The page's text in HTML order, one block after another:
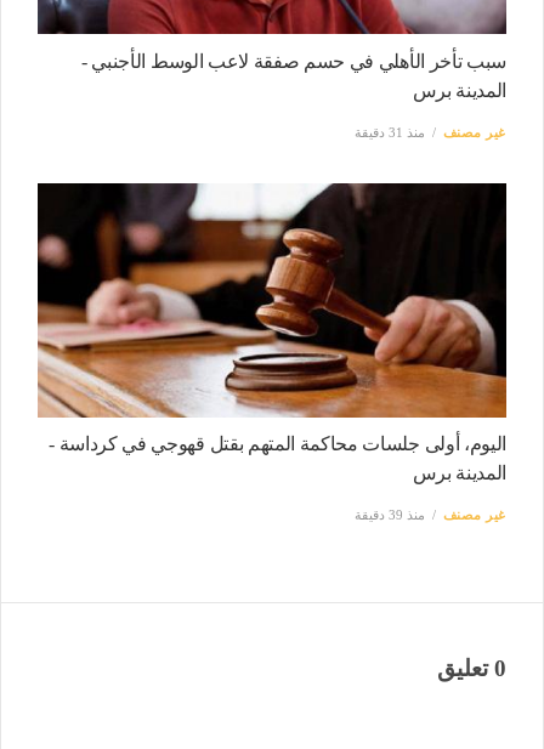
سبب تأخر الأهلي في حسم صفقة لاعب الوسط الأجنبي -
المدينة برس
غير مصنف منذ 31 دقيقة
اليوم، أولى جلسات محاكمة المتهم بقتل قهوجي في كرداسة -
المدينة برس
غير مصنف منذ 39 دقيقة
0 تعليق